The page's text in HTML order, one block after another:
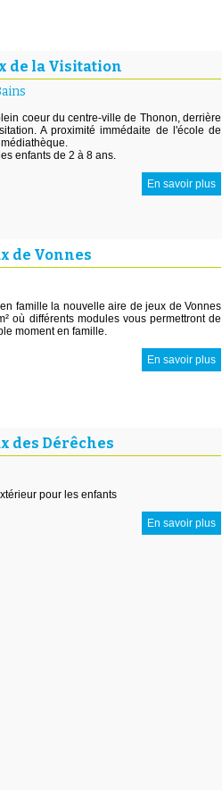
de la Visitation
coeur du centre-ville de Thonon, derrière
A proximité immédaite de l'école de
enfants de 2 à 8 ans.
En savoir plus
de Vonnes
famille la nouvelle aire de jeux de Vonnes
où différents modules vous permettront de
moment en famille.
En savoir plus
des Dérêches
pour les enfants
En savoir plus